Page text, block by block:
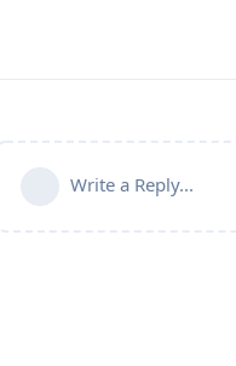
Write a Reply...